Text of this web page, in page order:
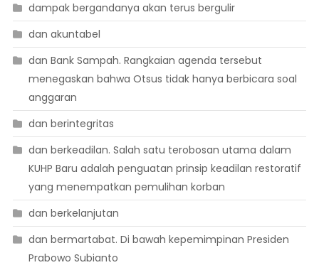
dampak bergandanya akan terus bergulir
dan akuntabel
dan Bank Sampah. Rangkaian agenda tersebut
menegaskan bahwa Otsus tidak hanya berbicara soal
anggaran
dan berintegritas
dan berkeadilan. Salah satu terobosan utama dalam
KUHP Baru adalah penguatan prinsip keadilan restoratif
yang menempatkan pemulihan korban
dan berkelanjutan
dan bermartabat. Di bawah kepemimpinan Presiden
Prabowo Subianto